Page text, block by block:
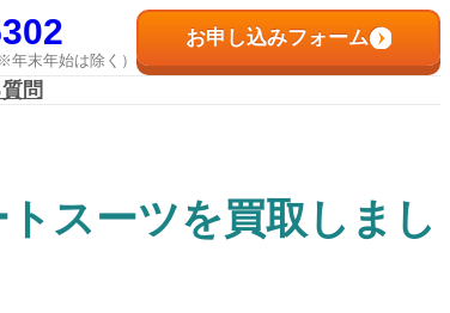
末年始は除く）
お申し込みフォーム
問
スーツを買取しまし